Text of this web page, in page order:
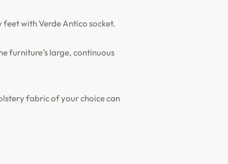
with Verde Antico socket.
furniture’s large, continuous
fabric of your choice can